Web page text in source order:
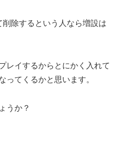
除するという人なら増設は
レイするからとにかく入れて
ってくるかと思います。
うか？